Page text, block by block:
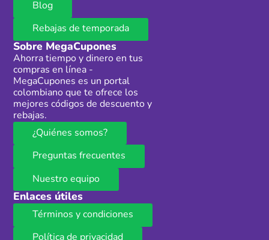
Blog
Rebajas de temporada
Sobre MegaCupones
Ahorra tiempo y dinero en tus
compras en línea -
MegaCupones es un portal
colombiano que te ofrece los
mejores códigos de descuento y
rebajas.
¿Quiénes somos?
Preguntas frecuentes
Nuestro equipo
Enlaces útiles
Términos y condiciones
Política de privacidad